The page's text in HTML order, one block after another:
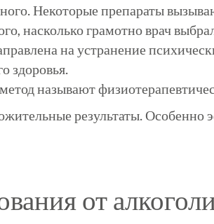
Некоторые препараты
насколько грамотно врач
на устранение
здоровья.
называют
результаты. Особенно
от